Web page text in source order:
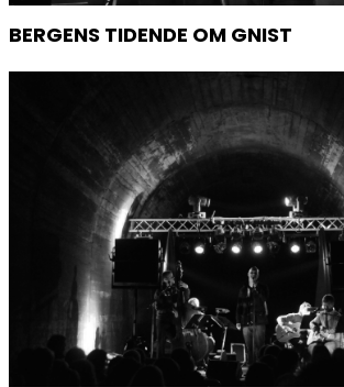
BERGENS TIDENDE OM GNIST